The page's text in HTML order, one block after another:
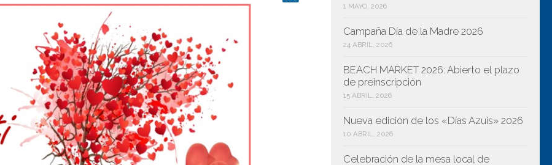
1 MAYO, 2026
Campaña Día de la Madre 2026
24 ABRIL, 2026
BEACH MARKET 2026: Abierto el plazo
de preinscripción
15 ABRIL, 2026
Nueva edición de los «Días Azuis» 2026
10 ABRIL, 2026
Celebración de la mesa local de